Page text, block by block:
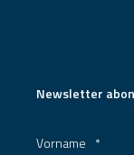
Newsletter
Vorname *